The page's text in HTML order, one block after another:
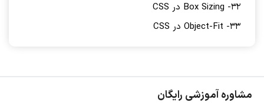
32- Box Sizing در CSS
33- Object-Fit در CSS
مشاوره آموزشی رایگان